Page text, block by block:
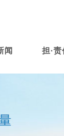
闻 担·责